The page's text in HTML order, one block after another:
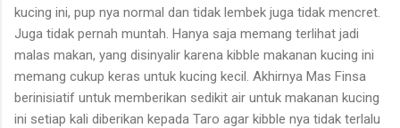
kucing ini, pup nya normal dan tidak lembek juga tidak mencret.
Juga tidak pernah muntah. Hanya saja memang terlihat jadi
malas makan, yang disinyalir karena kibble makanan kucing ini
memang cukup keras untuk kucing kecil. Akhirnya Mas Finsa
berinisiatif untuk memberikan sedikit air untuk makanan kucing
ini setiap kali diberikan kepada Taro agar kibble nya tidak terlalu